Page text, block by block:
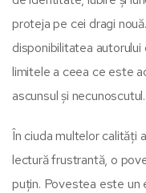
proteja pe cei dragi
disponibilitatea autorului
limitele a ceea ce este
ascunsul și necunoscutul.
În ciuda multelor calități
lectură frustrantă, o
puțin. Povestea este un